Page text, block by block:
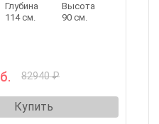
Глубина
114 см.
Высота
90 см.
82940 ₽
Купить